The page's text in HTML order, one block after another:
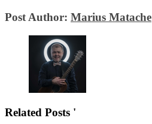
Post Author: Marius Matache
Related Posts '